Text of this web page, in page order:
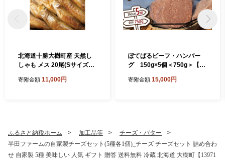
北海道十勝大樹町産 天然し
しゃも メス 20尾(Sサイズ・
寄附金額 11,000円
ぽてぱるビーフ・ハンバー
グ 150g×5個＜750g＞【17
寄附金額 15,000円
ふるさと納税ホーム 加工品等
チーズ・バター
半田ファームの自家製チーズセット(5種各1個)_チーズ チーズセット 詰め合わ
せ 自家製 5種 美味しい 人気 ギフト 贈答 送料無料 冷蔵 北海道 大樹町【13971